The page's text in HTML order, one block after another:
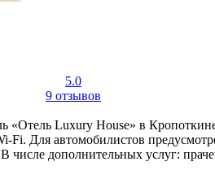
5.0
9 отзывов
Luxury House» в
Для автомобилистов
числе дополнительных услуг: